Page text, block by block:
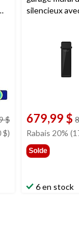
$prix
479,99 $
$)
silencieux
679,99 $
Rabais 20%
Solde
6 en stock